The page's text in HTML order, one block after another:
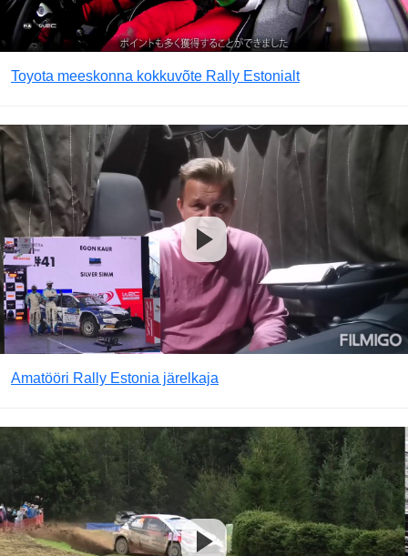
Toyota meeskonna kokkuvõte Rally Estonialt
Amatööri Rally Estonia järelkaja